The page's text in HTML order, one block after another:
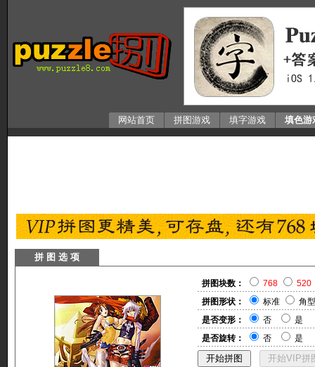
网站首页 拼图游戏 填字游戏 填色游
拼 图 选 项
拼图块数： 768
520
拼图形状：
标准
角型
是否变形：
否
是
是否旋转：
否 是